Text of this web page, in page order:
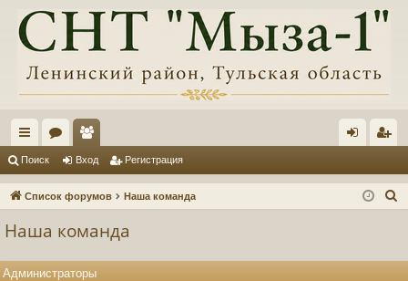
с
ы ум
ол
ьз
ел
д ис
Поиск Вход Регистрация
Список форумов Наша команда
Наша команда
Администраторы